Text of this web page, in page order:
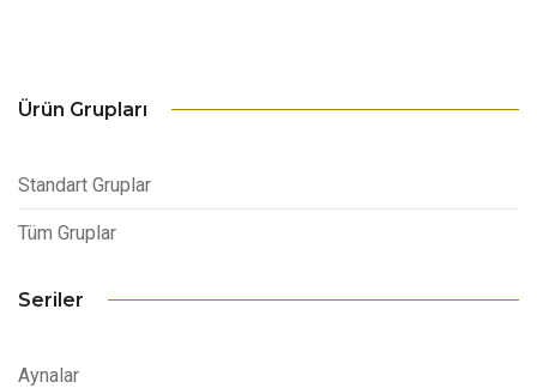
Ürün Grupları
Standart Gruplar
Tüm Gruplar
Seriler
Aynalar